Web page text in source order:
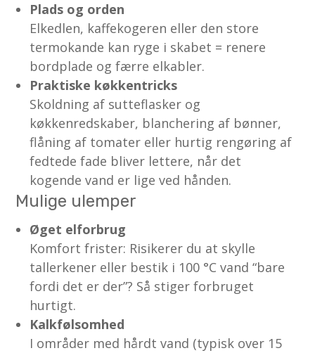
Plads og orden
Elkedlen, kaffekogeren eller den store
termokande kan ryge i skabet = renere
bordplade og færre elkabler.
Praktiske køkkentricks
Skoldning af sutteflasker og
køkkenredskaber, blanchering af bønner,
flåning af tomater eller hurtig rengøring af
fedtede fade bliver lettere, når det
kogende vand er lige ved hånden.
Mulige ulemper
Øget elforbrug
Komfort frister: Risikerer du at skylle
tallerkener eller bestik i 100 °C vand “bare
fordi det er der”? Så stiger forbruget
hurtigt.
Kalkfølsomhed
I områder med hårdt vand (typisk over 15